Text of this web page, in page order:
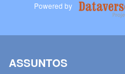
Powered by
ASSUNTOS